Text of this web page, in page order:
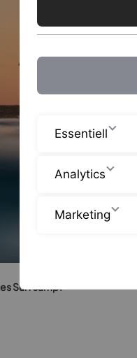
Surfcamp?
Essentiell
Analytics
Marketing